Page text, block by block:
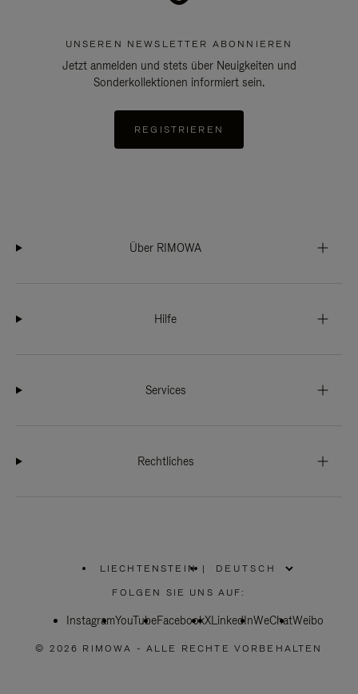
UNSEREN NEWSLETTER ABONNIEREN
Jetzt anmelden und stets über Neuigkeiten und
Sonderkollektionen informiert sein.
REGISTRIEREN
Über RIMOWA
Hilfe
Services
Rechtliches
LIECHTENSTEIN
WÄHLEN
SIE
REGION
|
FOLGEN SIE UNS AUF:
InstagramYouTubeFacebookXLinkedInWeChatWeibo
© 2026 RIMOWA - ALLE RECHTE VORBEHALTEN